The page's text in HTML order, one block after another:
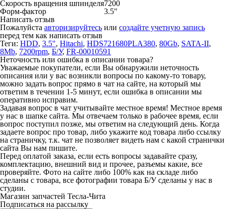
Скорость вращения шпинделя7200
Форм-фактор
3.5"
Написать отзыв
Пожалуйста авторизируйтесь или создайте учетную запись
перед тем как написать отзыв
Теги: HDD, 3.5", Hitachi, HDS721680PLA380, 80Gb, SATA-II,
8Mb, 7200rpm, Б/У, FR-00010591
Неточность или ошибка в описании товара?
Уважаемые покупатели, если Вы обнаружили неточность
описания или у вас возникли вопросы по какому-то товару,
можно задать вопрос прямо в чат на сайте, на который мы
ответим в течении 1-5 минут, если ошибка в описании мы
оперативно исправим.
Задавая вопрос в чат учитывайте местное время! Местное время
у нас в шапке сайта. Мы отвечаем только в рабочее время, если
вопрос поступил позже, мы ответим на следующий день. Когда
задаете вопрос про товар, либо укажите код товара либо ссылку
на страничку, т.к. чат не позволяет видеть нам с какой странички
сайта Вы нам пишите.
Перед оплатой заказа, если есть вопросы задавайте сразу,
комплектацию, внешний вид и прочее, разъемы какие, все
проверяйте. Фото на сайте либо 100% как на складе либо
сделаны с товара, все фотографии товара Б/У сделаны у нас в
студии.
Магазин запчастей Тесла-Чита
Подписаться на рассылку